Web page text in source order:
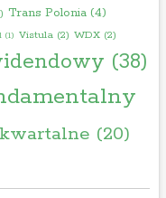
Trans Polonia(4)
(1) Vistula(2) WDX(2)
(38)
(20)